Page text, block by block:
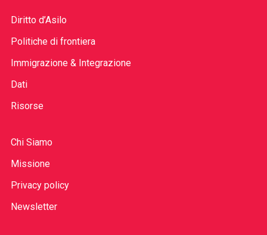
Diritto d’Asilo
Politiche di frontiera
Immigrazione & Integrazione
Dati
Risorse
Chi Siamo
Missione
Privacy policy
Newsletter